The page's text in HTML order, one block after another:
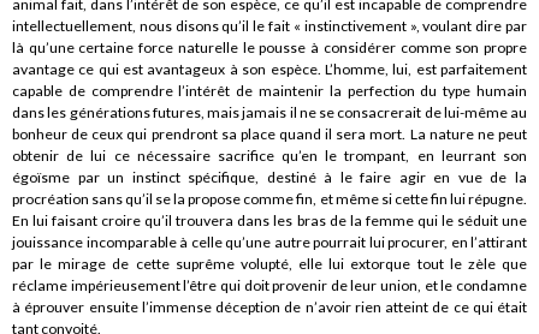
animal fait, dans l’intérêt de son espèce, ce qu’il est incapable de comprendre
intellectuellement, nous disons qu’il le fait « instinctivement », voulant dire par
là qu’une certaine force naturelle le pousse à considérer comme son propre
avantage ce qui est avantageux à son espèce. L’homme, lui, est parfaitement
capable de comprendre l’intérêt de maintenir la perfection du type humain
dans les générations futures, mais jamais il ne se consacrerait de lui-même au
bonheur de ceux qui prendront sa place quand il sera mort. La nature ne peut
obtenir de lui ce nécessaire sacrifice qu’en le trompant, en leurrant son
égoïsme par un instinct spécifique, destiné à le faire agir en vue de la
procréation sans qu’il se la propose comme fin, et même si cette fin lui répugne.
En lui faisant croire qu’il trouvera dans les bras de la femme qui le séduit une
jouissance incomparable à celle qu’une autre pourrait lui procurer, en l’attirant
par le mirage de cette suprême volupté, elle lui extorque tout le zèle que
réclame impérieusement l’être qui doit provenir de leur union, et le condamne
à éprouver ensuite l’immense déception de n’avoir rien atteint de ce qui était
tant convoité.